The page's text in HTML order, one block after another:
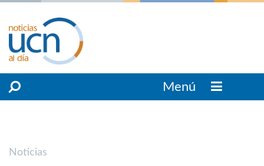
Menú
Noticias